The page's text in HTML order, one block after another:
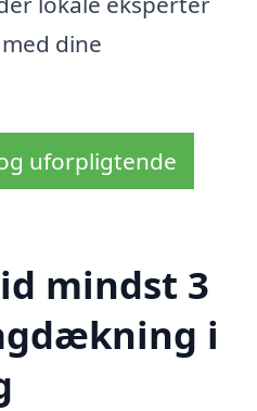
dine
uforpligtende
mindst 3
i